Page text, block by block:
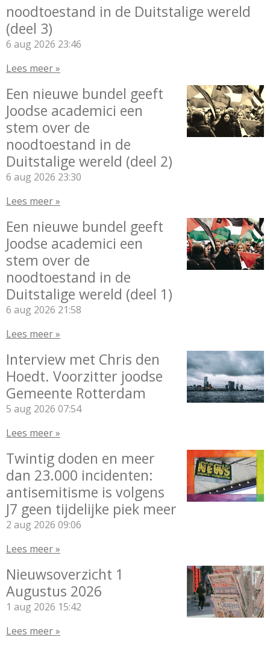
noodtoestand in de Duitstalige wereld
(deel 3)
6 aug 2026 23:46
Lees meer »
Een nieuwe bundel geeft
Joodse academici een
stem over de
noodtoestand in de
Duitstalige wereld (deel 2)
6 aug 2026 23:30
Lees meer »
Een nieuwe bundel geeft
Joodse academici een
stem over de
noodtoestand in de
Duitstalige wereld (deel 1)
6 aug 2026 21:58
Lees meer »
Interview met Chris den
Hoedt. Voorzitter joodse
Gemeente Rotterdam
5 aug 2026 07:54
Lees meer »
Twintig doden en meer
dan 23.000 incidenten:
antisemitisme is volgens
J7 geen tijdelijke piek meer
2 aug 2026 09:06
Lees meer »
Nieuwsoverzicht 1
Augustus 2026
1 aug 2026 15:42
Lees meer »